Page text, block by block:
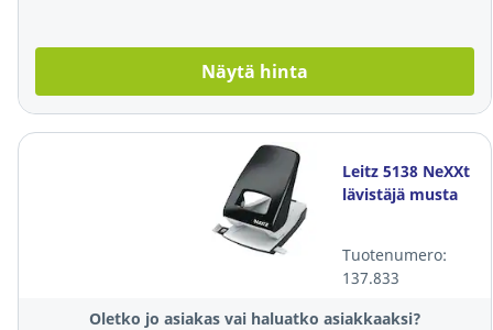
Näytä hinta
Leitz 5138 NeXXt
lävistäjä musta
Tuotenumero:
137.833
Oletko jo asiakas vai haluatko asiakkaaksi?